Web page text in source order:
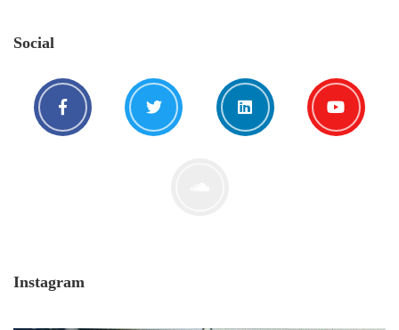
Social
Instagram